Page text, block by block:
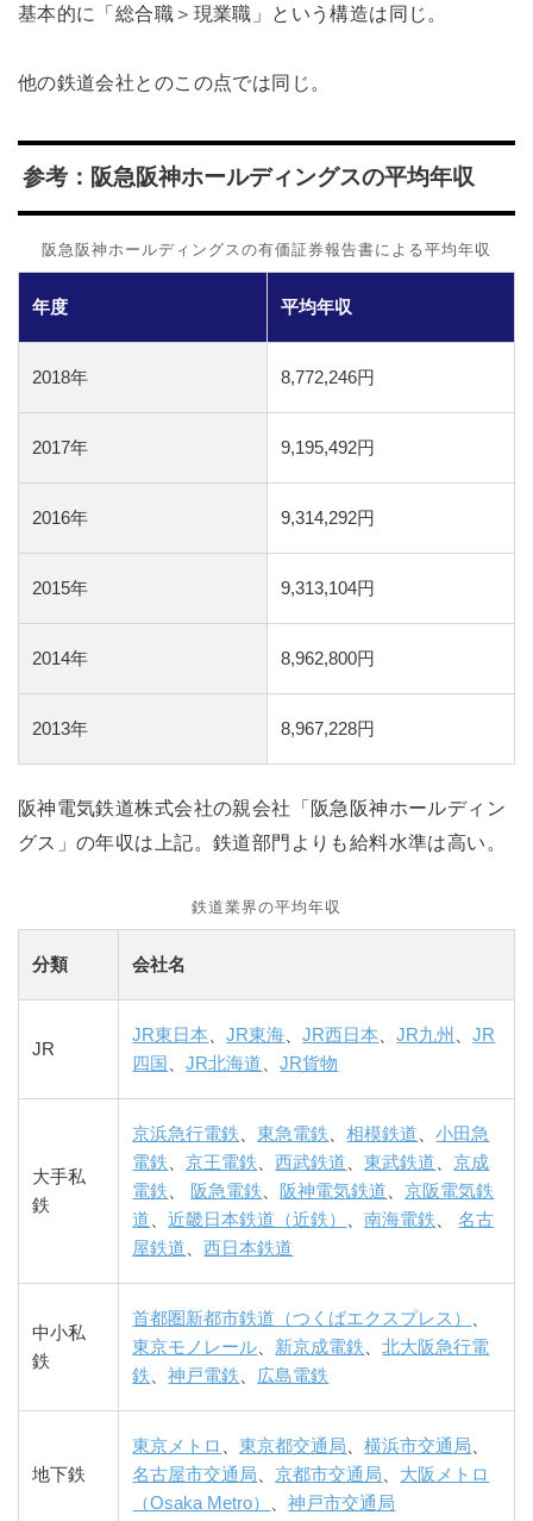
基本的に「総合職＞現業職」という構造は同じ。
他の鉄道会社とのこの点では同じ。
参考：阪急阪神ホールディングスの平均年収
阪急阪神ホールディングスの有価証券報告書による平均年収
年度 平均年収
2018年 8,772,246円
2017年 9,195,492円
2016年 9,314,292円
2015年 9,313,104円
2014年 8,962,800円
2013年 8,967,228円
阪神電気鉄道株式会社の親会社「阪急阪神ホールディン
グス」の年収は上記。鉄道部門よりも給料水準は高い。
鉄道業界の平均年収
分類 会社名
JR
JR東日本 、JR東海 、JR西日本 、JR九州 、JR
四国
、JR北海道 、JR貨物
大手私
鉄
京浜急行電鉄 、東急電鉄 、相模鉄道 、小田急
電鉄 、京王電鉄 、西武鉄道 、東武鉄道 、京成
電鉄
阪急電鉄 阪神電気鉄道 、京阪電気鉄
道 、近畿日本鉄道（近鉄） 、南海電鉄 、名古
屋鉄道 、西日本鉄道
中小私
鉄
首都圏新都市鉄道（つくばエクスプレス）
東京モノレール
新京成電鉄 、北大阪急行電
鉄 、神戸電鉄 広島電鉄
地下鉄
東京メトロ 、東京都交通局 、横浜市交通局
名古屋市交通局 、京都市交通局
大阪メトロ
（Osaka Metro）
、神戸市交通局